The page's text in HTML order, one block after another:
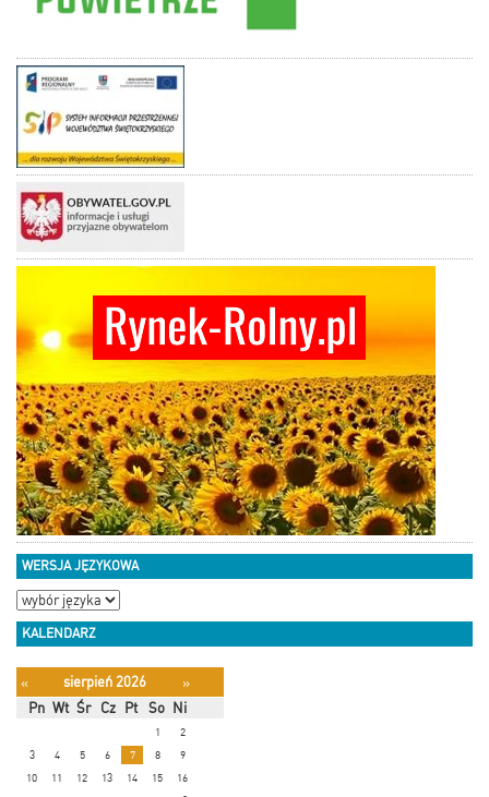
WERSJA JĘZYKOWA
KALENDARZ
« sierpień 2026
»
Pn Wt Śr Cz Pt So Ni
1
2
3
4 5 6 7 8
9
10
11 12 13 14 15
16